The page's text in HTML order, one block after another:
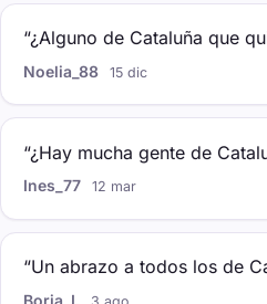
“¿Alguno de Cataluña que
Noelia_88 15 dic
“¿Hay mucha gente de
Ines_77 12 mar
“Un abrazo a todos los de
Borja_L